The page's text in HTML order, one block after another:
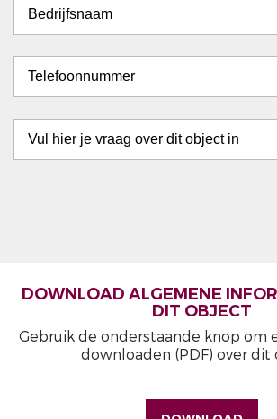
DOWNLOAD ALGEMENE
DIT OBJECT
Gebruik de onderstaande knop om
downloaden (PDF) over dit